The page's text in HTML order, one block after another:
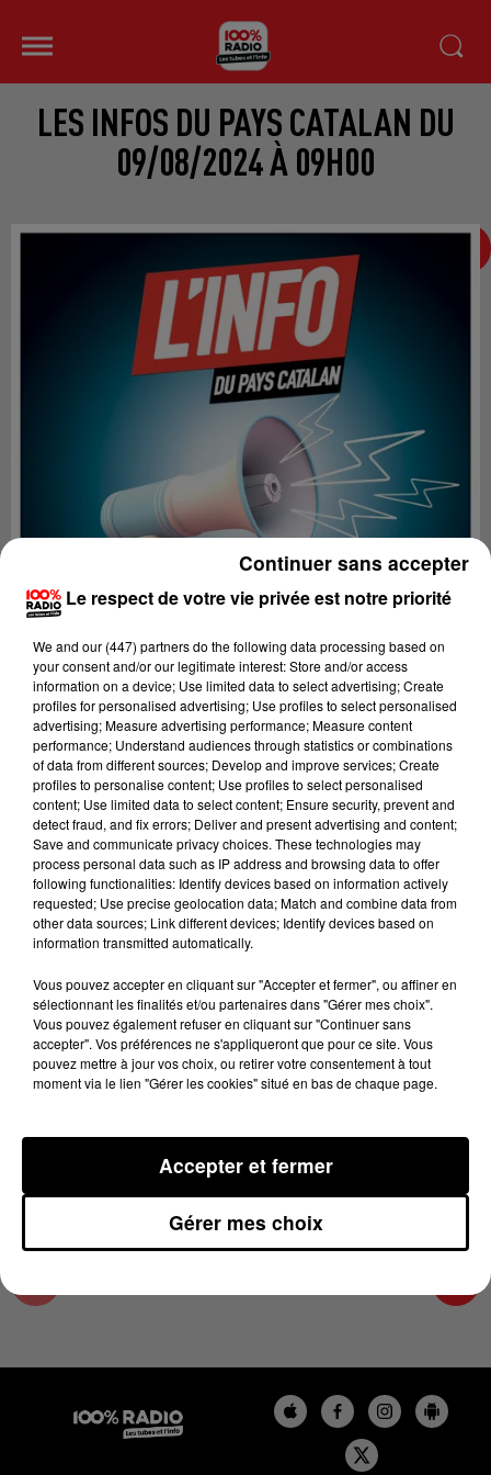
LES INFOS DU PAYS CATALAN DU
09/08/2024 À 09H00
Lecture (4 min 23 sec)
100%
100% Radio les infos du Pays Catalan
9 août 2024 - 4 min 23 sec
LES INFOS DU PAYS CATALAN DU 09/08/2024
À 09H00
Podcasts infos du Pays Catalan
Le respect de votre vie privée est notre priorité
We and our (447) partnersdo the following data processing based on
your consent and/or our legitimate interest: Store and/or access
information on a device; Use limited data to select advertising; Create
profiles for personalised advertising; Use profiles to select personalised
advertising; Measure advertising performance; Measure content
performance; Understand audiences through statistics or combinations
of data from different sources; Develop and improve services; Create
profiles to personalise content; Use profiles to select personalised
content; Use limited data to select content; Ensure security, prevent and
detect fraud, and fix errors; Deliver and present advertising and content;
Save and communicate privacy choices. These technologies may
process personal data such as IP address and browsing data to offer
following functionalities: Identify devices based on information actively
requested; Use precise geolocation data; Match and combine data from
other data sources; Link different devices; Identify devices based on
information transmitted automatically.
Vous pouvez accepter en cliquant sur "Accepter et fermer", ou affiner en
sélectionnant les finalités et/ou partenaires dans "Gérer mes choix".
Vous pouvez également refuser en cliquant sur "Continuer sans
accepter". Vos préférences ne s'appliqueront que pour ce site. Vous
pouvez mettre à jour vos choix, ou retirer votre consentement à tout
moment via le lien "Gérer les cookies" situé en bas de chaque page.
Gérer mes choix
Accepter et fermer
Continuer sans accepter